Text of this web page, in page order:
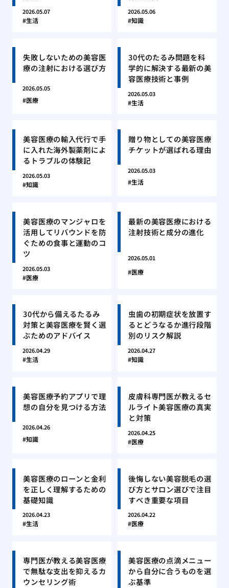
2026.05.07
生活
2026.05.06
知識
失敗しないための美容医
療の注射における選び方
2026.05.05
医療
30代のたるみ問題を科
学的に解決する最新の美
容医療技術と事例
2026.05.03
生活
美容医療の輸入代行で手
に入れた海外製薬剤によ
るトラブルの体験記
2026.05.03
知識
贈り物としての美容医療
チケットが選ばれる理由
2026.05.03
生活
美容医療のマンジャロを
活用してリバウンドを防
ぐための食事と運動のコ
ツ
2026.05.03
医療
最新の美容医療における
注射技術と成分の進化
2026.05.01
医療
30代から備えるたるみ
対策と美容医療を賢く選
ぶためのアドバイス
2026.04.29
生活
虫歯の初期症状を放置す
るとどうなるか進行段階
別のリスク解説
2026.04.27
知識
美容医療予約アプリで理
想の自分を見つける方法
2026.04.26
知識
皮膚科専門医が教えるセ
ルライト美容医療の真実
と対策
2026.04.25
医療
美容医療のローンと金利
を正しく理解するための
基礎知識
2026.04.23
生活
後悔しない美容脱毛の選
び方とサロン選びで注目
すべき重要な項目
2026.04.22
医療
専門医が教える美容医療
で無駄な支出を抑えるカ
ウンセリング術
美容医療の点滴メニュー
から自分に合うものを選
ぶ基準